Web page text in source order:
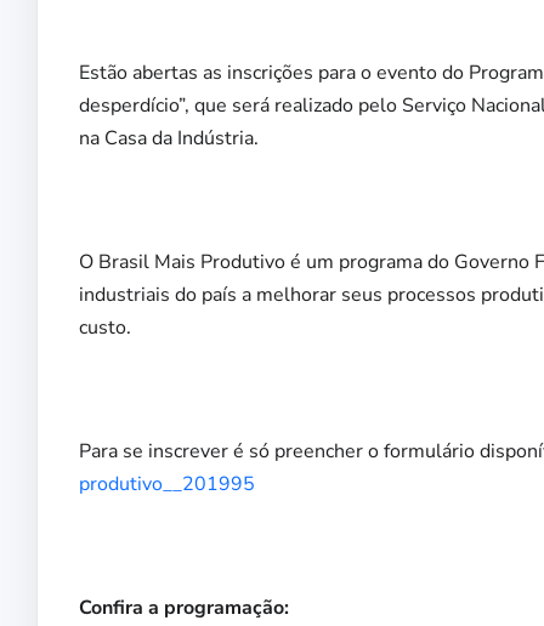
Estão abertas as inscrições para o evento do
desperdício”, que será realizado pelo Serviço
na Casa da Indústria.
O Brasil Mais Produtivo é um programa do Governo
industriais do país a melhorar seus processos
custo.
Para se inscrever é só preencher o formulário
produtivo__201995
Confira a programação: